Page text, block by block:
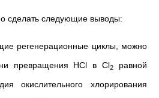
сделать следующие выводы:
регенерационные циклы, можно
превращения HCl в Cl2
равной
окислительного хлорирования